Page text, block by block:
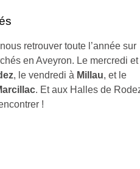
retrouver toute l’année sur
en Aveyron. Le mercredi
, le vendredi à Millau, et le
. Et aux Halles de
!